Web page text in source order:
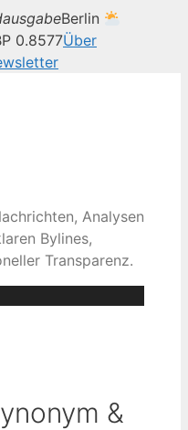
Berlin
0.8577Über
Analysen
Bylines,
Transparenz.
&